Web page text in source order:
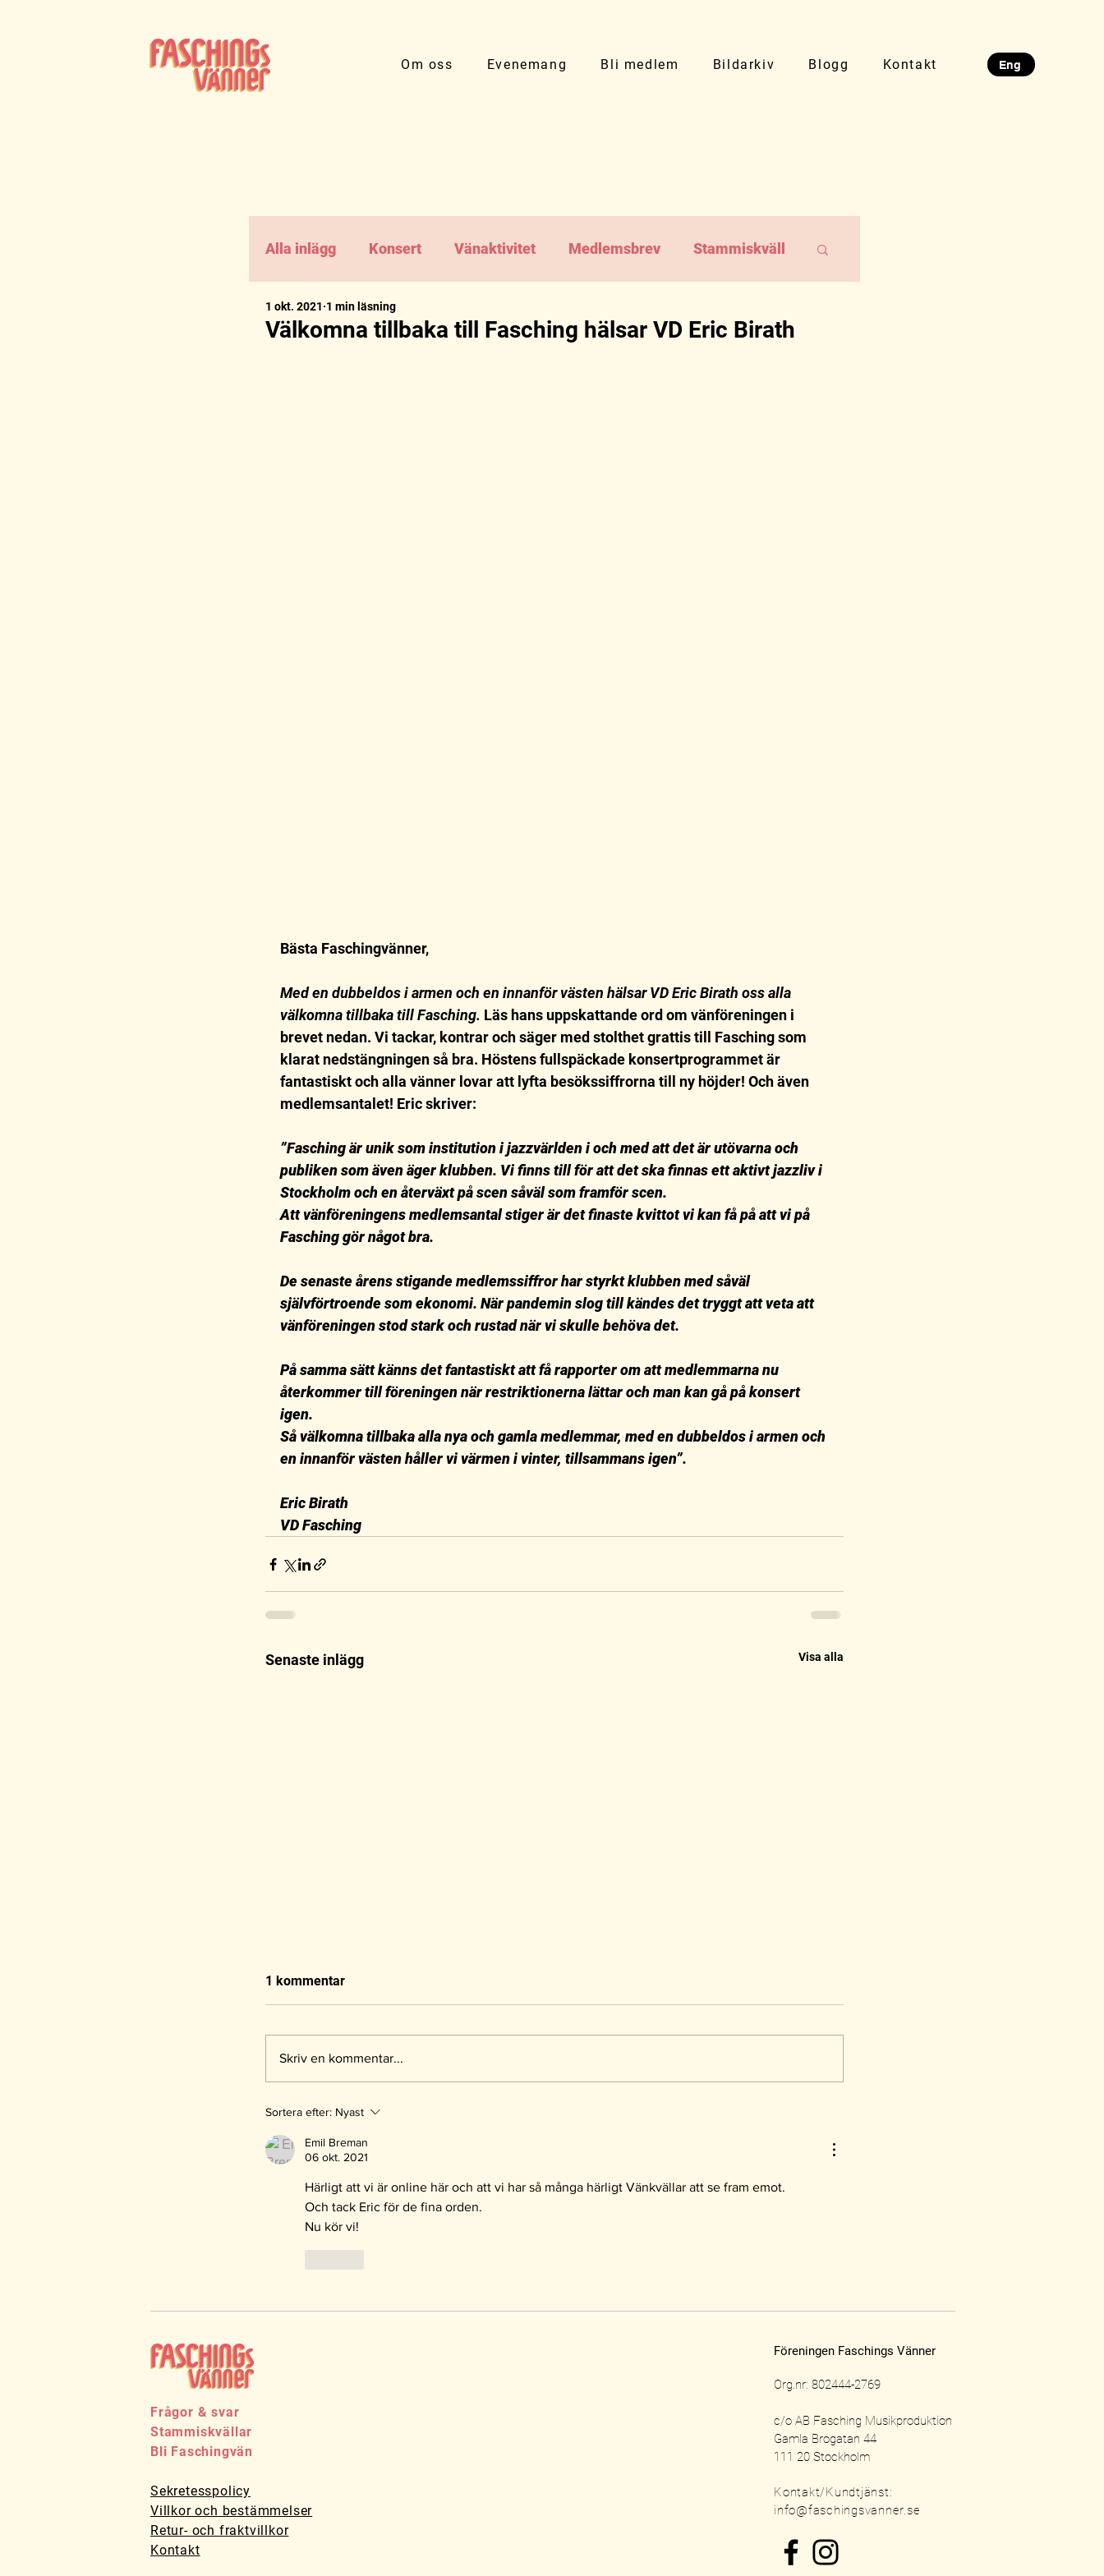
Om oss Evenemang Bli medlem Bildarkiv Blogg Kontakt Eng
Alla inlägg Konsert Vänaktivitet Medlemsbrev Stammiskväll
Välkomna tillbaka till Fasching hälsar VD Eric Birath
1 okt. 2021 1 min läsning
Bästa Faschingvänner,
Med en dubbeldos i armen och en innanför västen hälsar VD Eric Birath oss alla
välkomna tillbaka till Fasching. Läs hans uppskattande ord om vänföreningen i
brevet nedan. Vi tackar, kontrar och säger med stolthet grattis till Fasching som
klarat nedstängningen så bra. Höstens fullspäckade konsertprogrammet är
fantastiskt och alla vänner lovar att lyfta besökssiffrorna till ny höjder! Och även
medlemsantalet! Eric skriver:
”Fasching är unik som institution i jazzvärlden i och med att det är utövarna och
publiken som även äger klubben. Vi finns till för att det ska finnas ett aktivt jazzliv i
Stockholm och en återväxt på scen såväl som framför scen.
Att vänföreningens medlemsantal stiger är det finaste kvittot vi kan få på att vi på
Fasching gör något bra.
De senaste årens stigande medlemssiffror har styrkt klubben med såväl
självförtroende som ekonomi. När pandemin slog till kändes det tryggt att veta att
vänföreningen stod stark och rustad när vi skulle behöva det.
På samma sätt känns det fantastiskt att få rapporter om att medlemmarna nu
återkommer till föreningen när restriktionerna lättar och man kan gå på konsert
igen.
Så välkomna tillbaka alla nya och gamla medlemmar, med en dubbeldos i armen och
en innanför västen håller vi värmen i vinter, tillsammans igen”.
Eric Birath
VD Fasching
Senaste inlägg Visa alla
Vänners stipendium
1 kommentar
Skriv en kommentar...
Sortera efter: Nyast
Emil Breman
06 okt. 2021
Härligt att vi är online här och att vi har så många härligt Vänkvällar att se fram emot.
Och tack Eric för de fina orden.
Nu kör vi!
Frågor & svar
Stammiskvällar
Bli Faschingvän
Sekretesspolicy
Villkor och bestämmelser
Retur- och fraktvillkor
Kontakt
Föreningen Faschings Vänner
Org.nr: 802444-2769
c/o AB Fasching Musikproduktion
Gamla Brogatan 44
111 20 Stockholm
Kontakt/Kundtjänst:
info@faschingsvanner.se